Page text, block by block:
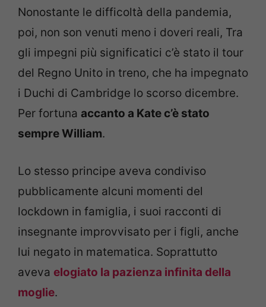
Nonostante le difficoltà della pandemia,
poi, non son venuti meno i doveri reali, Tra
gli impegni più significatici c’è stato il tour
del Regno Unito in treno, che ha impegnato
i Duchi di Cambridge lo scorso dicembre.
Per fortuna accanto a Kate c’è stato
sempre William.
Lo stesso principe aveva condiviso
pubblicamente alcuni momenti del
lockdown in famiglia, i suoi racconti di
insegnante improvvisato per i figli, anche
lui negato in matematica. Soprattutto
aveva elogiato la pazienza infinita della
moglie.